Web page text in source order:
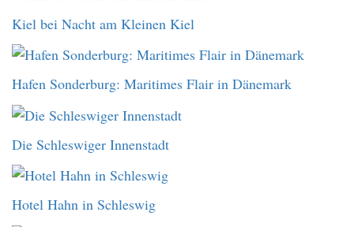
Kiel bei Nacht am Kleinen Kiel
Hafen Sonderburg: Maritimes Flair in Dänemark
Die Schleswiger Innenstadt
Hotel Hahn in Schleswig